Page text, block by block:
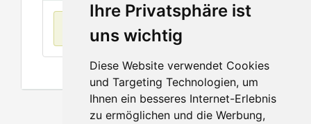
Ihre Privatsphäre ist
uns wichtig
Diese Website verwendet Cookies
und Targeting Technologien, um
Ihnen ein besseres Internet-Erlebnis
zu ermöglichen und die Werbung,